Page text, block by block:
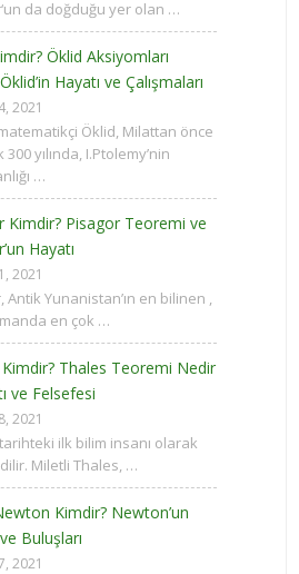
da doğduğu yer olan …
Öklid Aksiyomları
Hayatı ve Çalışmaları
2021
Öklid, Milattan önce
300 yılında, I.Ptolemy’nin
…
Kimdir? Pisagor Teoremi ve
Hayatı
2021
Antik Yunanistan’ın en bilinen ,
en çok …
Thales Teoremi Nedir
ve Felsefesi
2021
ilk bilim insanı olarak
Miletli Thales, …
Kimdir? Newton’un
Buluşları
2021